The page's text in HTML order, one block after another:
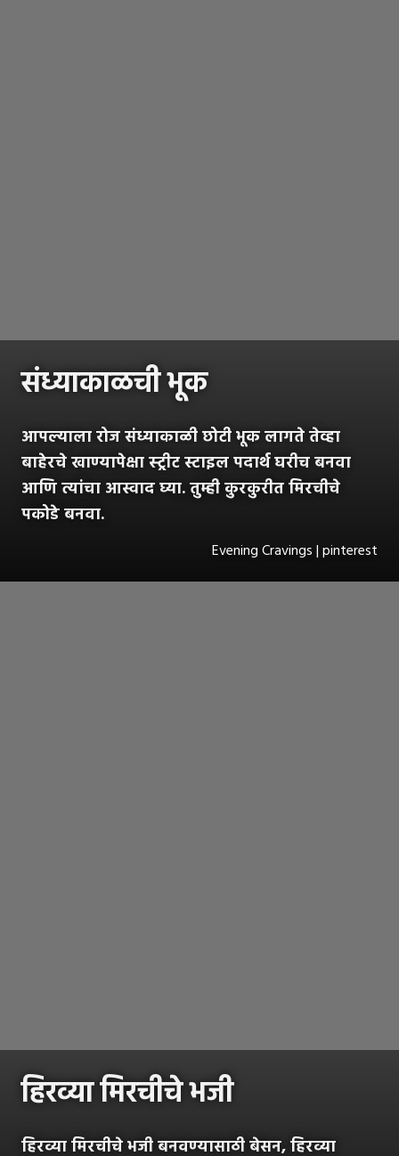
संध्याकाळची भूक
आपल्याला रोज संध्याकाळी छोटी भूक लागते तेव्हा
बाहेरचे खाण्यापेक्षा स्ट्रीट स्टाइल पदार्थ घरीच बनवा
आणि त्यांचा आस्वाद घ्या. तुम्ही कुरकुरीत मिरचीचे
पकोडे बनवा.
Evening Cravings | pinterest
हिरव्या मिरचीचे भजी
हिरव्या मिरचीचे भजी बनवण्यासाठी बेसन, हिरव्या